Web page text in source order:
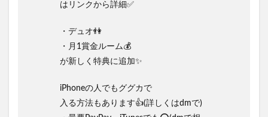
はリンクから詳細✅
・デュオ👫
・月1賞金ルーム💰
が新しく特典に追加✨
iPhoneの人でもググカで
入る方法もあります👍(詳しくはdmで)